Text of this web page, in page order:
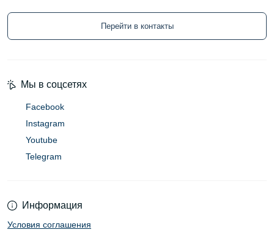
Перейти в контакты
Информация
Условия соглашения
Мы в соцсетях
Facebook
Instagram
Youtube
Telegram